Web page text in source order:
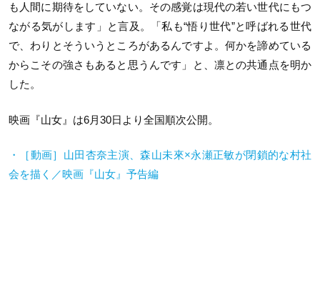
も人間に期待をしていない。その感覚は現代の若い世代にもつ
ながる気がします」と言及。「私も“悟り世代”と呼ばれる世代
で、わりとそういうところがあるんですよ。何かを諦めている
からこその強さもあると思うんです」と、凛との共通点を明か
した。
映画『山女』は6月30日より全国順次公開。
・［動画］山田杏奈主演、森山未來×永瀬正敏が閉鎖的な村社
会を描く／映画『山女』予告編